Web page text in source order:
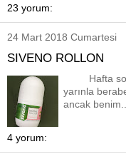
23 yorum:
24 Mart 2018 Cumartesi
SIVENO ROLLON
Hafta
yarınla
ancak
4 yorum: